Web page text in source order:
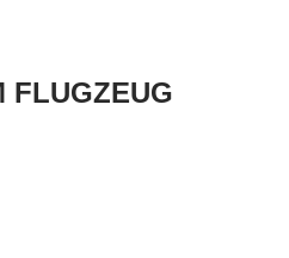
FLUGZEUG